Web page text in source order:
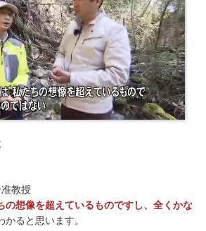
教授
の想像を超えているものですし、全くかな
かると思います。